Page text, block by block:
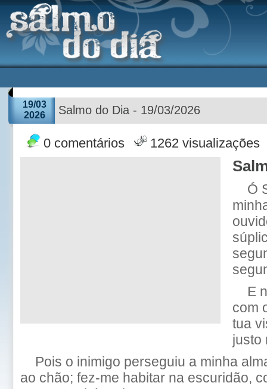
19/03
2026
Salmo do Dia - 19/03/2026
0 comentários 1262 visualizações
Ó
E
com
tua
justo
Pois o inimigo perseguiu a minha
ao chão; fez-me habitar na escuridão,